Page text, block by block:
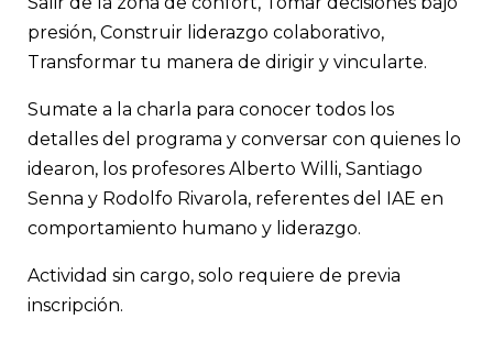
presión, Construir liderazgo colaborativo,
Transformar tu manera de dirigir y vincularte.
Sumate a la charla para conocer todos los
detalles del programa y conversar con quienes lo
idearon, los profesores Alberto Willi, Santiago
Senna y Rodolfo Rivarola, referentes del IAE en
comportamiento humano y liderazgo.
Actividad sin cargo, solo requiere de previa
inscripción.